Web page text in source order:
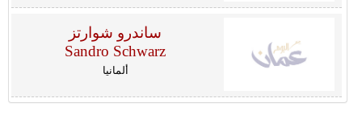
ساندرو شوارتز
Sandro Schwarz
ألمانيا